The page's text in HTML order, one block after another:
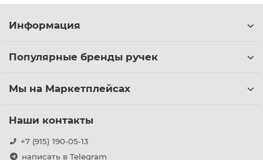
Информация
Популярные бренды ручек
Мы на Маркетплейсах
Наши контакты
+7 (915) 190-05-13
написать в Telegram